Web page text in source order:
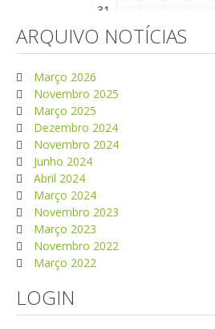
31
ARQUIVO NOTÍCIAS
Março 2026
Novembro 2025
Março 2025
Dezembro 2024
Novembro 2024
Junho 2024
Abril 2024
Março 2024
Novembro 2023
Março 2023
Novembro 2022
Março 2022
LOGIN